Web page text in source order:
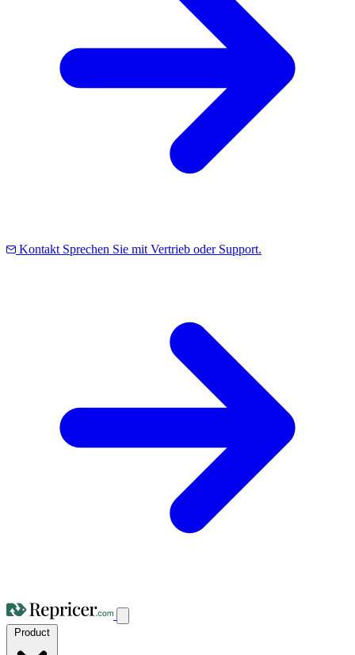
Kontakt Sprechen Sie mit Vertrieb oder Support.